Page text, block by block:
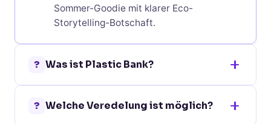
Sommer-Goodie mit klarer Eco-
Storytelling-Botschaft.
? Was ist Plastic Bank?
Organisation, die Plastik-Abfälle aus
? Welche Veredelung ist möglich?